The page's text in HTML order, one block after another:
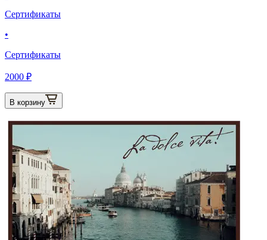
Сертификаты
•
Сертификаты
2000 ₽
В корзину